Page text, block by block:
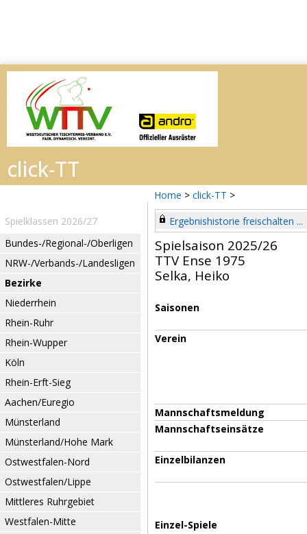
Home > click-TT >
Spielklassen 2026/27
Bundes-/Regional-/Oberligen
NRW-/Verbands-/Landesligen
Bezirke
Niederrhein
Rhein-Ruhr
Rhein-Wupper
Köln
Rhein-Erft-Sieg
Aachen/Euregio
Münsterland
Münsterland/Hohe Mark
Ostwestfalen-Nord
Ostwestfalen/Lippe
Mittleres Ruhrgebiet
Westfalen-Mitte
Ergebnishistorie freischalten ...
Spielsaison 2025/26
TTV Ense 1975
Selka, Heiko
Saisonen
Verein
Mannschaftsmeldung
Mannschaftseinsätze
Einzelbilanzen
Einzel-Spiele